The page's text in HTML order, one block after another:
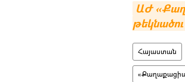
ԱԺ
Հայաստան